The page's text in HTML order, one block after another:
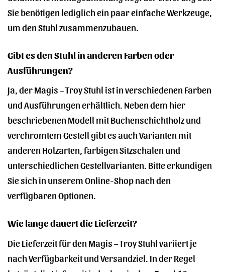
Sie benötigen lediglich ein paar einfache Werkzeuge,
um den Stuhl zusammenzubauen.
Gibt es den Stuhl in anderen Farben oder
Ausführungen?
Ja, der Magis – Troy Stuhl ist in verschiedenen Farben
und Ausführungen erhältlich. Neben dem hier
beschriebenen Modell mit Buchenschichtholz und
verchromtem Gestell gibt es auch Varianten mit
anderen Holzarten, farbigen Sitzschalen und
unterschiedlichen Gestellvarianten. Bitte erkundigen
Sie sich in unserem Online-Shop nach den
verfügbaren Optionen.
Wie lange dauert die Lieferzeit?
Die Lieferzeit für den Magis – Troy Stuhl variiert je
nach Verfügbarkeit und Versandziel. In der Regel